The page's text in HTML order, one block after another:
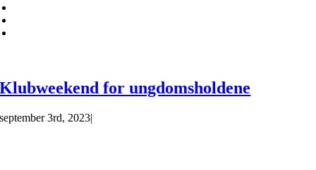
Klubweekend for ungdomsholdene
september 3rd, 2023|